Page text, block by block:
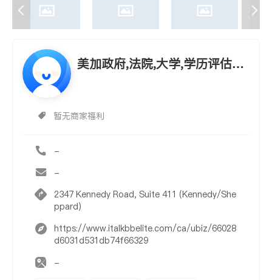
美加政府,法院,大学,学历评估认
暂无商家福利
-
-
2347 Kennedy Road, Suite 411 (Kennedy/She
ppard)
https://www.italkbbelite.com/ca/ubiz/66028
d6031d531db74f66329
-